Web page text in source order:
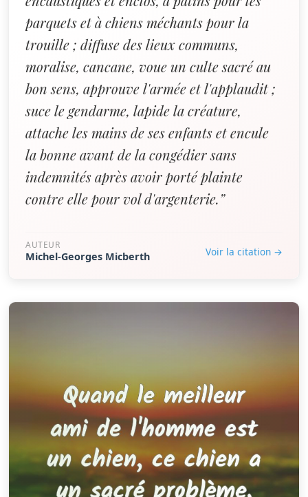
parquets et à chiens méchants pour la
trouille ; diffuse des lieux communs,
moralise, cancane, voue un culte sacré au
bon sens, approuve l'armée et l'applaudit ;
suce le gendarme, lapide la créature,
attache les mains de ses enfants et encule
la bonne avant de la congédier sans
indemnités après avoir porté plainte
contre elle pour vol d'argenterie.”
AUTEUR
Michel-Georges Micberth Voir la citation →